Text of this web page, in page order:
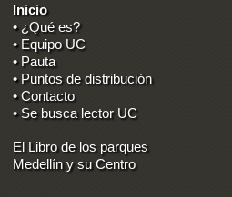
Inicio
• ¿Qué es?
• Equipo UC
• Pauta
• Puntos de distribución
• Contacto
• Se busca lector UC
El Libro de los parques
Medellín y su Centro